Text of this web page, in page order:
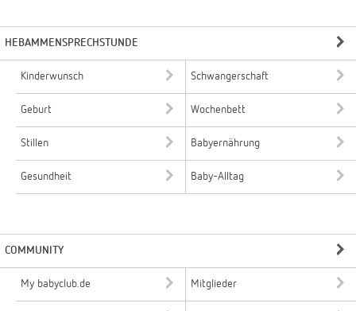
HEBAMMENSPRECHSTUNDE
Kinderwunsch Schwangerschaft
Geburt Wochenbett
Stillen Babyernährung
Gesundheit Baby-Alltag
COMMUNITY
My babyclub.de Mitglieder